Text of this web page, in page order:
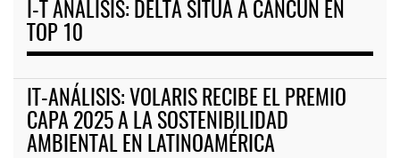
I-T ANÁLISIS: DELTA SITÚA A CANCÚN EN
TOP 10
IT-ANÁLISIS­: VOLARIS RECIBE EL PREMIO
CAPA 2025 A LA SOSTENIBILIDAD
AMBIENTAL EN LATINOAMÉRICA